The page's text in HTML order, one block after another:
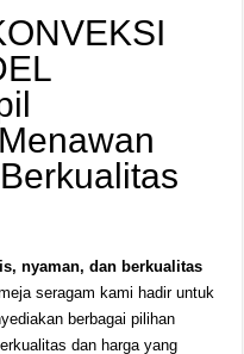
nyaman, dan berkualitas
seragam kami hadir untuk
berbagai pilihan
dan harga yang